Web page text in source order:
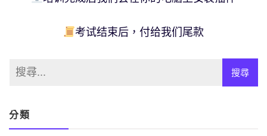
考试结束后，付给我们尾款
分類